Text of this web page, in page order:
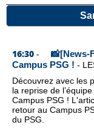
16:30 -
📸[News-
Campus PSG ! -
Découvrez avec les
la reprise de
Campus PSG !
retour au Campus
du PSG.